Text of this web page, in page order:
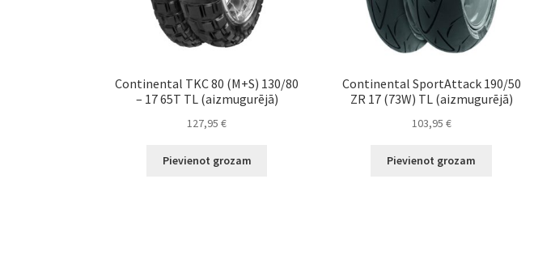
Continental TKC 80 (M+S) 130/80
– 17 65T TL (aizmugurējā)
127,95€
Pievienot grozam
Continental SportAttack 190/50
ZR 17 (73W) TL (aizmugurējā)
103,95 €
Pievienot grozam